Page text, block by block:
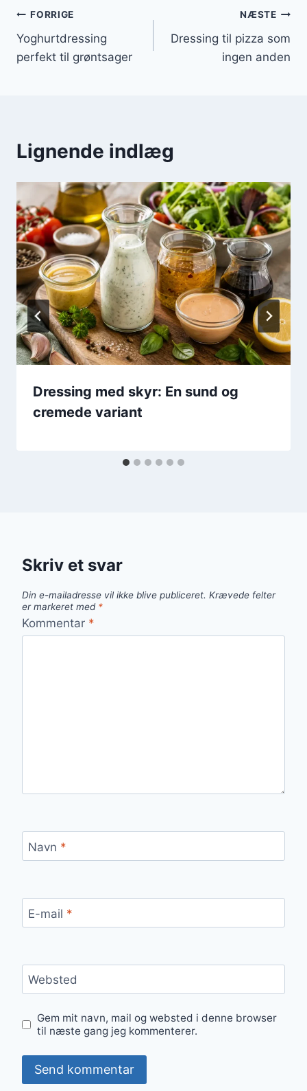
Indlægsnavigation
FORRIGE
Yoghurtdressing
perfekt til grøntsager
NÆSTE
Dressing til pizza som
ingen anden
Lignende indlæg
Dressing med skyr: En sund og
cremede variant
Skriv et svar
Din e-mailadresse vil ikke blive publiceret. Krævede felter
er markeret med *
Kommentar *
Navn *
E-mail *
Websted
Gem mit navn, mail og websted i denne browser
til næste gang jeg kommenterer.